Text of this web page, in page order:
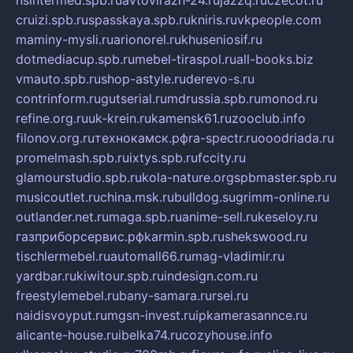
cruizi.spb.ruspasskaya.spb.rukniris.ruvkpeople.com
maminy-mysli.ruarionorel.rukhuseniosif.ru
dotmediacup.spb.rumebel-tiraspol.ruall-books.biz
vmauto.spb.rushop-astyle.ruderevo-s.ru
contrinform.rugutserial.rumdrussia.spb.rumonod.ru
refine.org.ruuk-krein.rukamensk61.ruzooclub.info
filonov.org.ruтехнокамск.рфra-spectr.ruooodriada.ru
promelmash.spb.ruixtys.spb.rufccity.ru
glamourstudio.spb.rukola-nature.orgspbmaster.spb.ru
musicoutlet.ruchina.msk.rubulldog.sugrimm-online.ru
outlander.net.rumaga.spb.ruanime-sell.rukeseloy.ru
газприборсервис.рфkarmin.spb.rushekswood.ru
tischlermebel.ruautomall66.rumag-vladimir.ru
yardbar.rukiwitour.spb.ruindesign.com.ru
freestylemebel.rubany-samara.rursei.ru
naidisvoyput.rumgsn-invest.ruipkamerasannce.ru
alicante-house.ruibelka74.rucozyhouse.info